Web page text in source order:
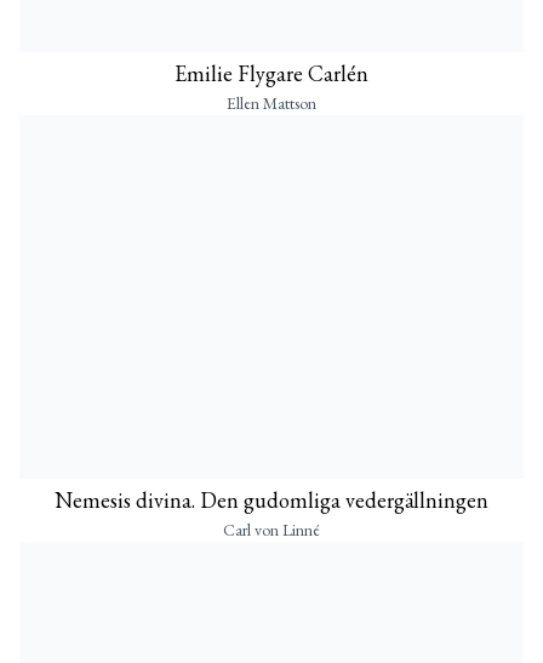
Emilie Flygare Carlén
Ellen Mattson
Nemesis divina. Den gudomliga vedergällningen
Carl von Linné